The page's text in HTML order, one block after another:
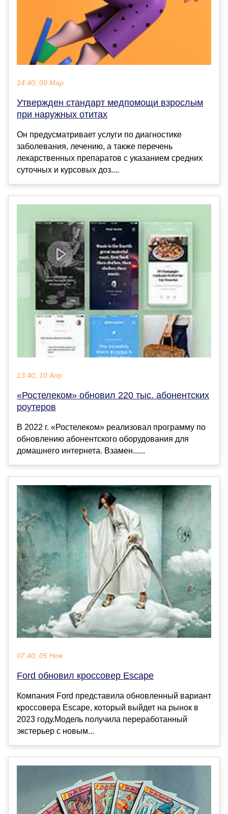
14:40, 09 Мар
Утвержден стандарт медпомощи взрослым
при наружных отитах
Он предусматривает услуги по диагностике
заболевания, лечению, а также перечень
лекарственных препаратов с указанием средних
суточных и курсовых доз....
13:40, 10 Апр
«Ростелеком» обновил 220 тыс. абонентских
роутеров
В 2022 г. «Ростелеком» реализовал программу по
обновлению абонентского оборудования для
домашнего интернета. Взамен......
07:40, 05 Ноя
Ford обновил кроссовер Escape
Компания Ford представила обновленный вариант
кроссовера Escape, который выйдет на рынок в
2023 году.Модель получила переработанный
экстерьер с новым...